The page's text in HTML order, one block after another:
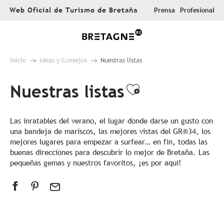
AllerWeb Oficial de Turismo de Bretaña Prensa Profesional
Inicio Ideas y Consejos Nuestras listas
Nuestras listasAjouter aux
Las inratables del verano, el lugar donde darse un gusto con
una bandeja de mariscos, las mejores vistas del GR®34, los
mejores lugares para empezar a surfear… en fin, todas las
buenas direcciones para descubrir lo mejor de Bretaña. Las
pequeñas gemas y nuestros favoritos, ¡es por aquí!